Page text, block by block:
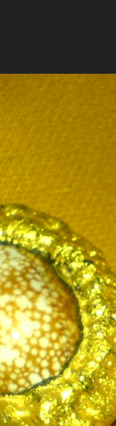
ดบุญบางสิงห์
1
วิดีโอ รูปภาพ